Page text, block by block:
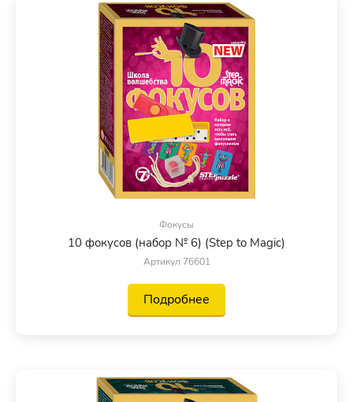
Фокусы
10 фокусов (набор № 6) (Step to Magic)
Артикул 76601
Подробнее